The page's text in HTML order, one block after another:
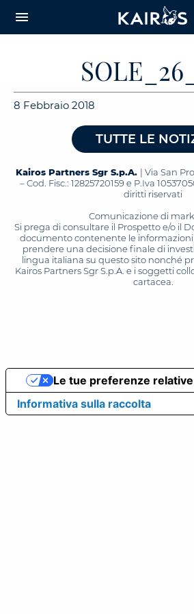
CONTENT
menu
8 Febbraio 2018
TUTTE LE
Kairos Partners Sgr S.p.A. | Via San
– Cod. Fisc.: 12825720159 e P.Iva
diritti riservati
Comunicazione di
Si prega di consultare il Prospetto e/o il
documento contenente le informazioni
prendere una decisione finale di
lingua italiana su questo sito nonché
Kairos Partners Sgr S.p.A. e i soggetti
cartacea.
Informativa sulla raccolta
Le tue preferenze